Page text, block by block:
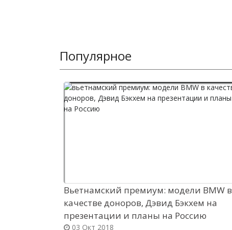
Популярное
Вьетнамский премиум: модели BMW в
качестве доноров, Дэвид Бэкхем на
презентации и планы на Россию
03 Окт 2018